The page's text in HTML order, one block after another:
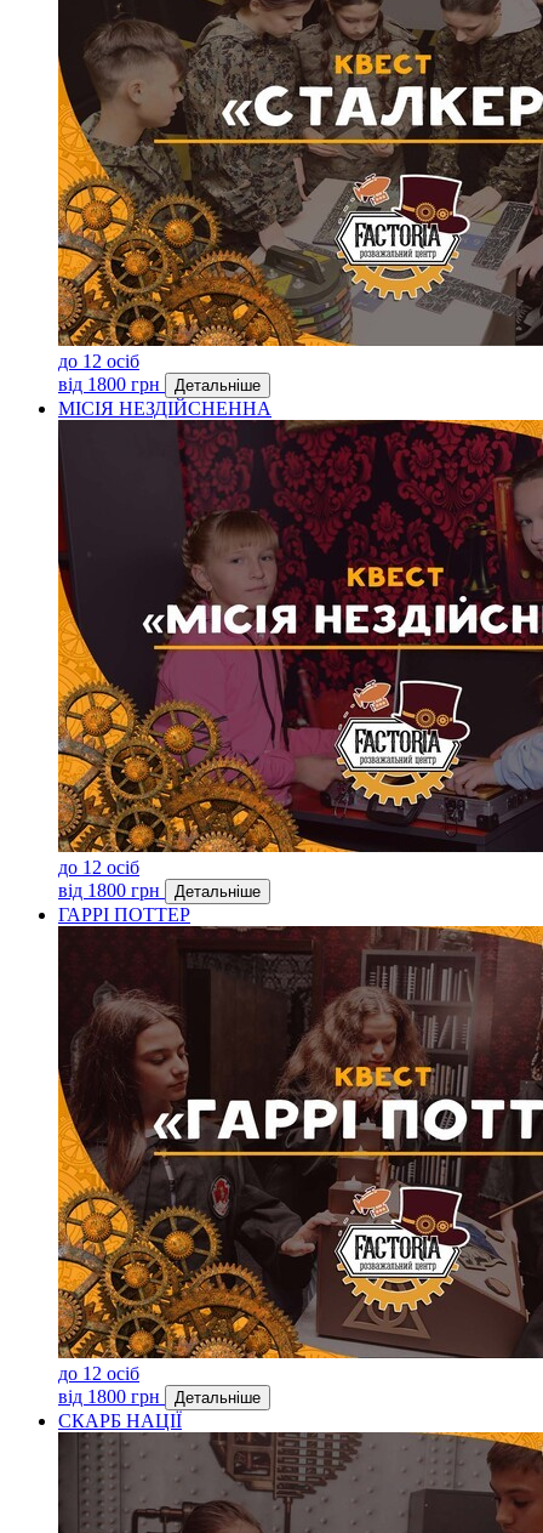
до 12 осіб
від 1800 грн
Детальніше
МІСІЯ НЕЗДІЙСНЕННА
до 12 осіб
від 1800 грн
Детальніше
ГАРРІ ПОТТЕР
до 12 осіб
від 1800 грн
Детальніше
СКАРБ НАЦІЇ